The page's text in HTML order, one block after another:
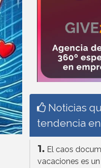
Noticias
tendencia
1. El caos
vacaciones es